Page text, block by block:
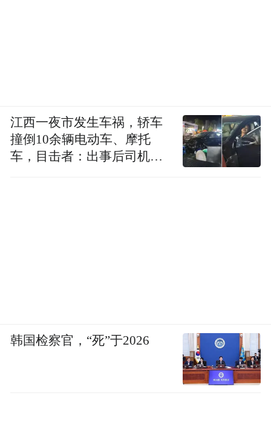
江西一夜市发生车祸，轿车
撞倒10余辆电动车、摩托
车，目击者：出事后司机一
韩国检察官，“死”于2026